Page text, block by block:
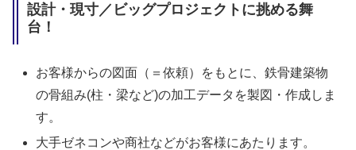
設計・現寸／ビッグプロジェクトに挑める舞
台！
お客様からの図面（＝依頼）をもとに、鉄骨建築物
の骨組み(柱・梁など)の加工データを製図・作成しま
す。
大手ゼネコンや商社などがお客様にあたります。